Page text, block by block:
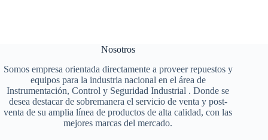
Nosotros
Somos empresa orientada directamente a proveer repuestos y
equipos para la industria nacional en el área de
Instrumentación, Control y Seguridad Industrial . Donde se
desea destacar de sobremanera el servicio de venta y post-
venta de su amplia línea de productos de alta calidad, con las
mejores marcas del mercado.